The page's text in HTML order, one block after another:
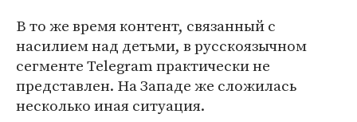
В то же время контент, связанный с
насилием над детьми, в русскоязычном
сегменте Telegram практически не
представлен. На Западе же сложилась
несколько иная ситуация.